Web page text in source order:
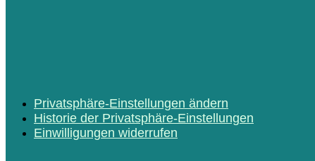
Privatsphäre-Einstellungen ändern
Historie der Privatsphäre-Einstellungen
Einwilligungen widerrufen